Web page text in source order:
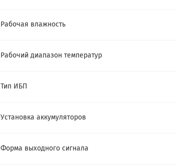
Рабочая влажность
Рабочий диапазон температур
Тип ИБП
Установка аккумуляторов
Форма выходного сигнала